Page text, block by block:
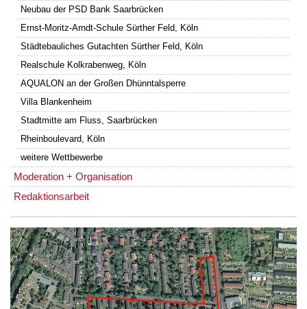
Neubau der PSD Bank Saarbrücken
Ernst-Moritz-Arndt-Schule Sürther Feld, Köln
Städtebauliches Gutachten Sürther Feld, Köln
Realschule Kolkrabenweg, Köln
AQUALON an der Großen Dhünntalsperre
Villa Blankenheim
Stadtmitte am Fluss, Saarbrücken
Rheinboulevard, Köln
weitere Wettbewerbe
Moderation + Organisation
Redaktionsarbeit